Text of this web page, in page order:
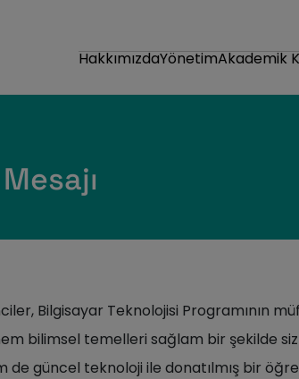
HakkımızdaYönetimAkademik
Bilgisayar Teknolojisi Programının
bilimsel temelleri sağlam bir şekilde
de güncel teknoloji ile donatılmış bir